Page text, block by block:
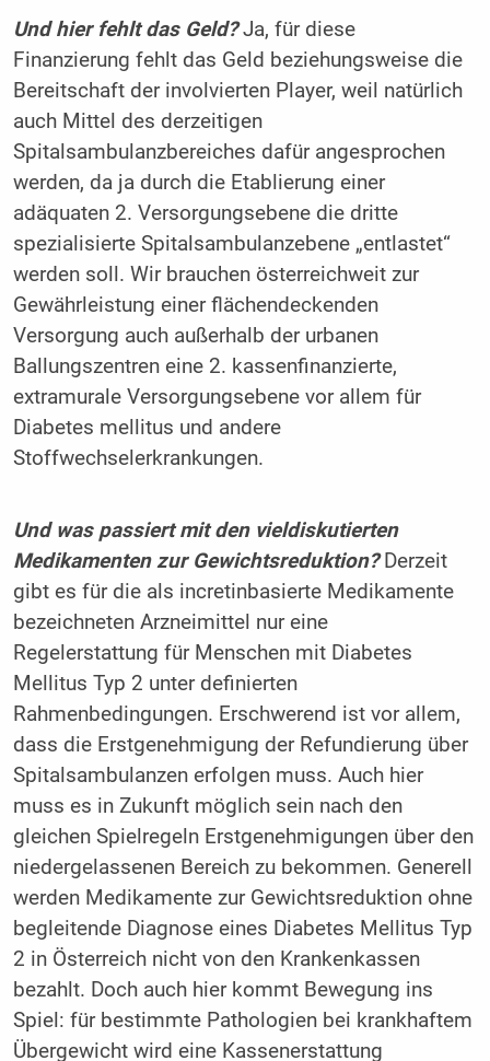
Und hier fehlt das Geld?Ja, für diese
Finanzierung fehlt das Geld beziehungsweise die
Bereitschaft der involvierten Player, weil natürlich
auch Mittel des derzeitigen
Spitalsambulanzbereiches dafür angesprochen
werden, da ja durch die Etablierung einer
adäquaten 2. Versorgungsebene die dritte
spezialisierte Spitalsambulanzebene „entlastet“
werden soll. Wir brauchen österreichweit zur
Gewährleistung einer flächendeckenden
Versorgung auch außerhalb der urbanen
Ballungszentren eine 2. kassenfinanzierte,
extramurale Versorgungsebene vor allem für
Diabetes mellitus und andere
Stoffwechselerkrankungen.
Und was passiert mit den vieldiskutierten
Medikamenten zur Gewichtsreduktion? Derzeit
gibt es für die als incretinbasierte Medikamente
bezeichneten Arzneimittel nur eine
Regelerstattung für Menschen mit Diabetes
Mellitus Typ 2 unter definierten
Rahmenbedingungen. Erschwerend ist vor allem,
dass die Erstgenehmigung der Refundierung über
Spitalsambulanzen erfolgen muss. Auch hier
muss es in Zukunft möglich sein nach den
gleichen Spielregeln Erstgenehmigungen über den
niedergelassenen Bereich zu bekommen. Generell
werden Medikamente zur Gewichtsreduktion ohne
begleitende Diagnose eines Diabetes Mellitus Typ
2 in Österreich nicht von den Krankenkassen
bezahlt. Doch auch hier kommt Bewegung ins
Spiel: für bestimmte Pathologien bei krankhaftem
Übergewicht wird eine Kassenerstattung